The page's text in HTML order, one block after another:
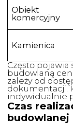
Obiekt
komercyjny
Kamienica
Często
budowlaną
zależy od
dokumentacji.
indywidualnie
Czas
budowlanej